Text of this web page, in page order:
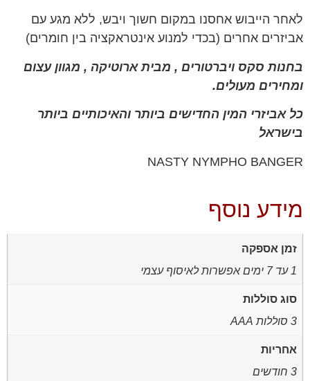
לאחר הייבוש אחסנו במקום חשוך ויבש, ללא מגע עם
אביזרים אחרים (בכדי למנוע אינטראקציה בין חומרים)
בחנות סקס ויברטורים , מבית ארוטיקה , מגוון עצום
ומחירים מעולים.
כל אביזרי המין החדישים ביותר והאיכותיים ביותר
בישראל
NASTY NYMPHO BANGER
מידע נוסף
זמן אספקה
1 עד 7 ימים אפשרות לאיסוף עצמי
סוג סוללות
3 סוללות AAA
אחריות
3 חודשים